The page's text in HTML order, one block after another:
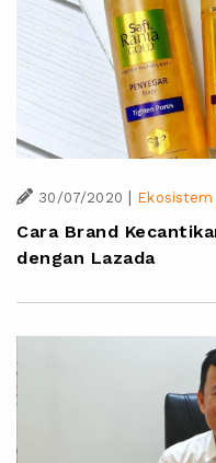
30/07/2020 | Ekosistem
Cara Brand
dengan Lazada